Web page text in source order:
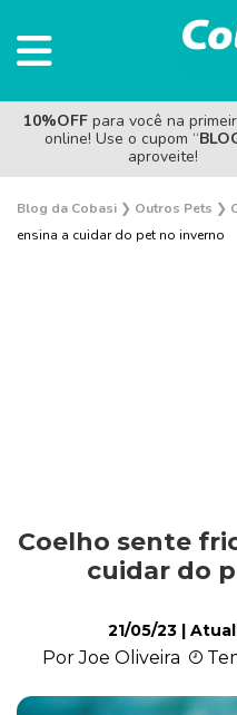
10%OFF para você na
online! Use o cupom “
aproveite!
Blog da Cobasi ❯ Outros Pets ❯
ensina a cuidar do pet no inverno
Coelho sente
cuidar do
21/05/23|
Por Joe Oliveira